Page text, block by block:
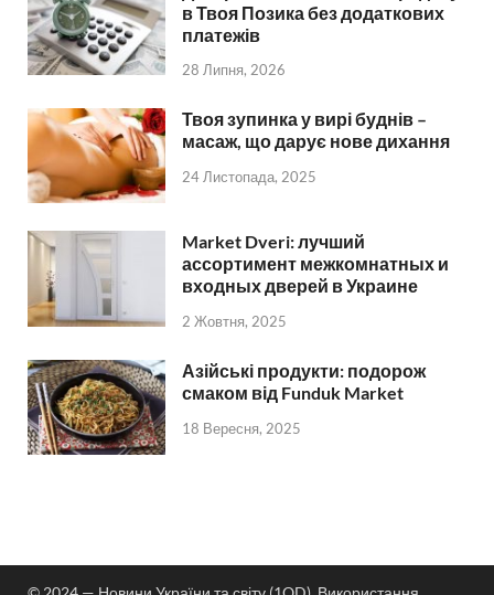
в Твоя Позика без додаткових
платежів
28 Липня, 2026
Твоя зупинка у вирі буднів –
масаж, що дарує нове дихання
24 Листопада, 2025
Market Dveri: лучший
ассортимент межкомнатных и
входных дверей в Украине
2 Жовтня, 2025
Азійські продукти: подорож
смаком від Funduk Market
18 Вересня, 2025